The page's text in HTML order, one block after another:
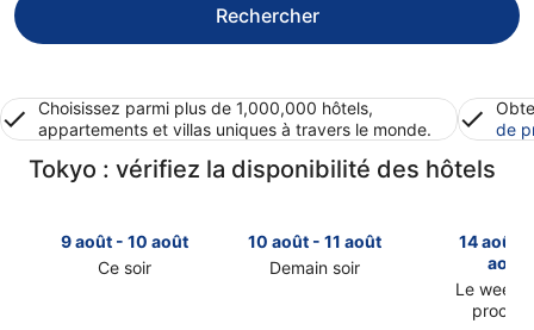
Rechercher
Choisissez parmi plus de 1,000,000 hôtels,
appartements et villas uniques à travers le monde.
de
Tokyo : vérifiez la disponibilité des hôtels
9 août - 10 août
Ce soir
10 août - 11 août
Demain soir
14 août -
août
Le week-